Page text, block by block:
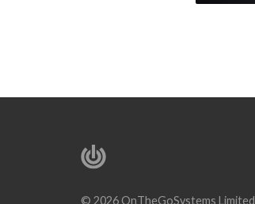
© 2026 OnTheGoSystems Limited